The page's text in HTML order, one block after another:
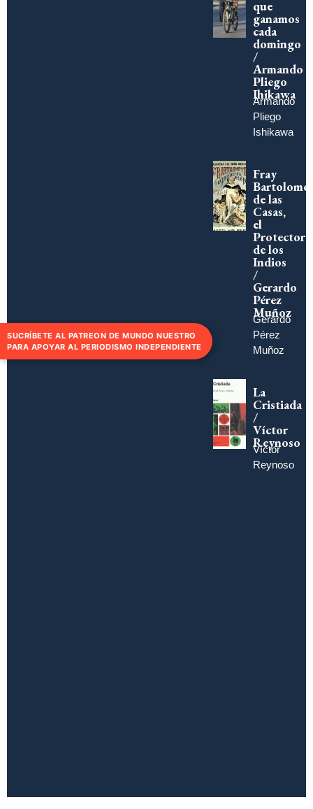
que
ganamos
cada
domingo
/
Armando
Pliego
Ihikawa
Armando
Pliego
Ishikawa
Fray
Bartolomé
de las
Casas,
el
Protector
de los
Indios
/
Gerardo
Pérez
Muñoz
Gerardo
Pérez
Muñoz
La
Cristiada
/
Víctor
Reynoso
Víctor
Reynoso
SUCRÍBETE AL PATREON DE MUNDO NUESTRO
PARA APOYAR AL PERIODISMO INDEPENDIENTE